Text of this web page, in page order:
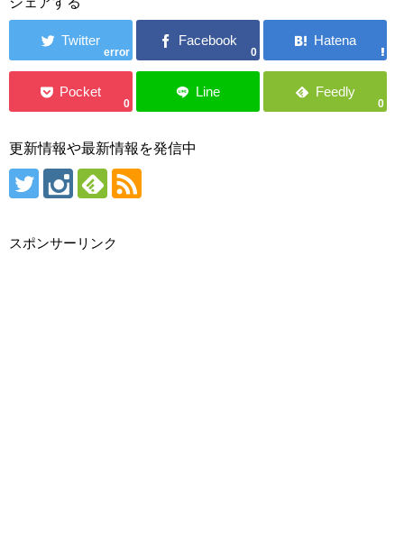
error 0
0 0
更新情報や最新情報を発信中
スポンサーリンク